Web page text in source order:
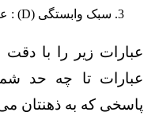
سبک وابستگی (D) : عکس دلبستگی اجتنابی است.
عبارات زیر را با
عبارات تا چه حد
پاسخی که به ذهنتان